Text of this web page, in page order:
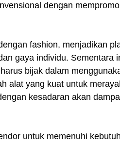
dengan
fashion, menjadikan
gaya individu. Sementara
bijak dalam
alat yang kuat untuk
kesadaran akan
untuk memenuhi